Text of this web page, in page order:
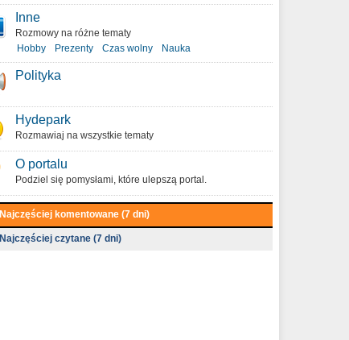
Inne
Rozmowy na różne tematy
Hobby
Prezenty Czas wolny Nauka
Polityka
Hydepark
Rozmawiaj na wszystkie tematy
O portalu
Podziel się pomysłami, które ulepszą portal.
Najczęściej komentowane (7 dni)
Najczęściej czytane (7 dni)